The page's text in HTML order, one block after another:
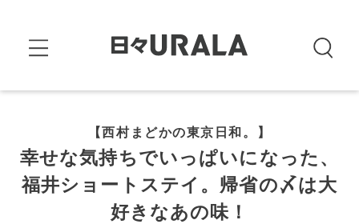
【西村まどかの東京日和。】
幸せな気持ちでいっぱいになった、
福井ショートステイ。帰省の〆は大
好きなあの味！